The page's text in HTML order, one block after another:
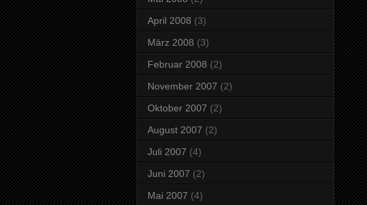
April 2008 (3)
März 2008 (3)
Februar 2008 (2)
November 2007 (2)
Oktober 2007 (2)
August 2007 (2)
Juli 2007 (4)
Juni 2007 (2)
Mai 2007 (4)